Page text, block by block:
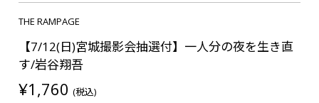
THE RAMPAGE
【7/12(日)宮城撮影会抽選付】一人分の夜を生き直
す/岩谷翔吾
¥1,760 (税込)